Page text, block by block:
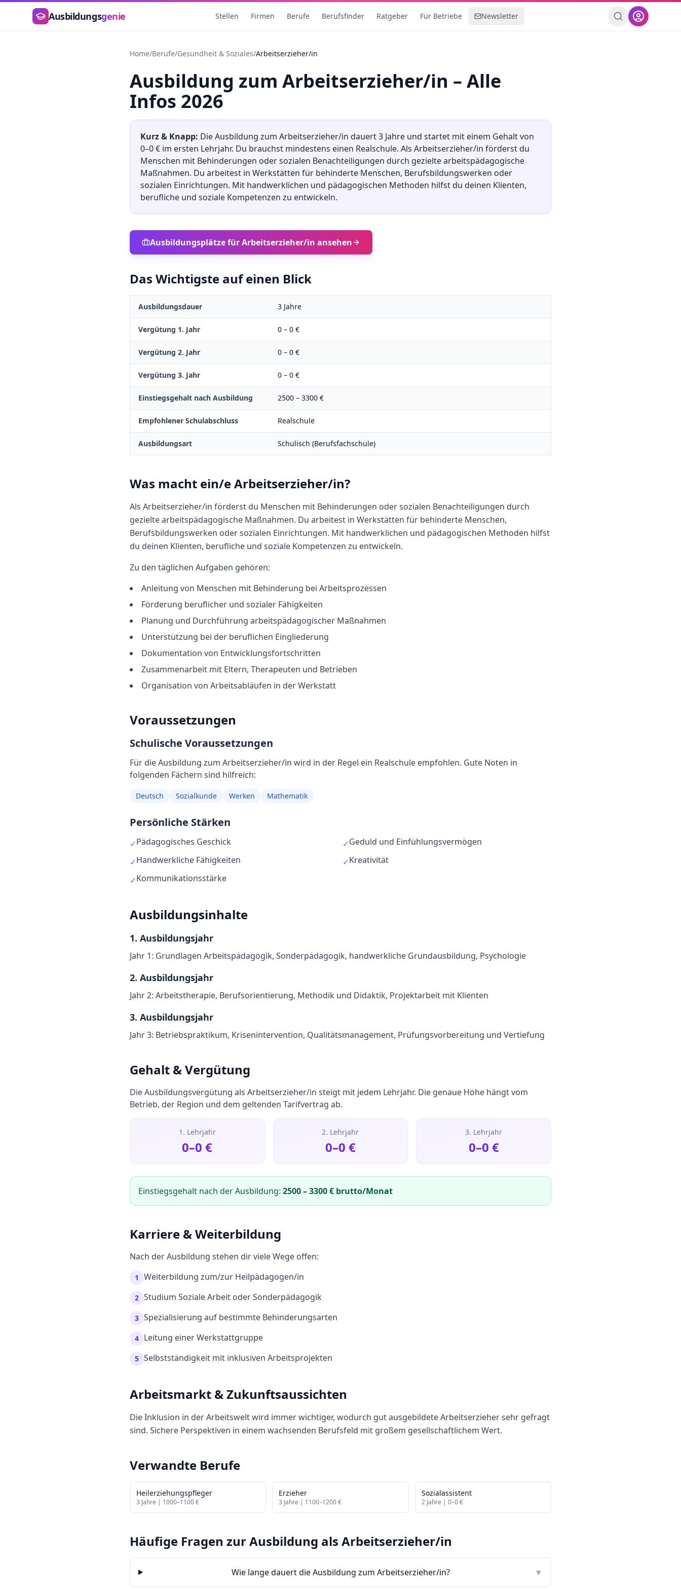
Zum Hauptinhalt springen
Ausbildungsgenie Stellen Firmen Berufe Berufsfinder Ratgeber Für Betriebe Newsletter
Home/Berufe/Gesundheit & Soziales/Arbeitserzieher/in
Ausbildung zum Arbeitserzieher/in – Alle
Infos 2026
Kurz & Knapp: Die Ausbildung zum Arbeitserzieher/in dauert3 Jahre und startet mit einem Gehalt von
0–0€ im ersten Lehrjahr. Du brauchst mindestens einen Realschule. Als Arbeitserzieher/in förderst du
Menschen mit Behinderungen oder sozialen Benachteiligungen durch gezielte arbeitspädagogische
Maßnahmen. Du arbeitest in Werkstätten für behinderte Menschen, Berufsbildungswerken oder
sozialen Einrichtungen. Mit handwerklichen und pädagogischen Methoden hilfst du deinen Klienten,
berufliche und soziale Kompetenzen zu entwickeln.
Ausbildungsplätze fürArbeitserzieher/in ansehen
Das Wichtigste auf einen Blick
Ausbildungsdauer 3 Jahre
Vergütung 1. Jahr 0 – 0 €
Vergütung 2. Jahr 0 – 0 €
Vergütung 3. Jahr 0 – 0 €
Einstiegsgehalt nach Ausbildung 2500 – 3300 €
Empfohlener Schulabschluss Realschule
Ausbildungsart Schulisch (Berufsfachschule)
Was macht ein/eArbeitserzieher/in?
Als Arbeitserzieher/in förderst du Menschen mit Behinderungen oder sozialen Benachteiligungen durch
gezielte arbeitspädagogische Maßnahmen. Du arbeitest in Werkstätten für behinderte Menschen,
Berufsbildungswerken oder sozialen Einrichtungen. Mit handwerklichen und pädagogischen Methoden hilfst
du deinen Klienten, berufliche und soziale Kompetenzen zu entwickeln.
Zu den täglichen Aufgaben gehören:
Anleitung von Menschen mit Behinderung bei Arbeitsprozessen
Förderung beruflicher und sozialer Fähigkeiten
Planung und Durchführung arbeitspädagogischer Maßnahmen
Unterstützung bei der beruflichen Eingliederung
Dokumentation von Entwicklungsfortschritten
Zusammenarbeit mit Eltern, Therapeuten und Betrieben
Organisation von Arbeitsabläufen in der Werkstatt
Voraussetzungen
Schulische Voraussetzungen
Für die Ausbildung zum Arbeitserzieher/in wird in der Regel ein Realschule empfohlen. Gute Noten in
folgenden Fächern sind hilfreich:
Deutsch Sozialkunde Werken Mathematik
Persönliche Stärken
✓Pädagogisches Geschick ✓Geduld und Einfühlungsvermögen
✓Handwerkliche Fähigkeiten ✓Kreativität
✓Kommunikationsstärke
Ausbildungsinhalte
1. Ausbildungsjahr
Jahr 1: Grundlagen Arbeitspädagogik, Sonderpädagogik, handwerkliche Grundausbildung, Psychologie
2. Ausbildungsjahr
Jahr 2: Arbeitstherapie, Berufsorientierung, Methodik und Didaktik, Projektarbeit mit Klienten
3. Ausbildungsjahr
Jahr 3: Betriebspraktikum, Krisenintervention, Qualitätsmanagement, Prüfungsvorbereitung und Vertiefung
Gehalt & Vergütung
Die Ausbildungsvergütung als Arbeitserzieher/in steigt mit jedem Lehrjahr. Die genaue Höhe hängt vom
Betrieb, der Region und dem geltenden Tarifvertrag ab.
1. Lehrjahr
0–0 €
2. Lehrjahr
0–0 €
3. Lehrjahr
0–0 €
Einstiegsgehalt nach der Ausbildung: 2500–3300€ brutto/Monat
Karriere & Weiterbildung
Nach der Ausbildung stehen dir viele Wege offen:
1 Weiterbildung zum/zur Heilpädagogen/in
2 Studium Soziale Arbeit oder Sonderpädagogik
3 Spezialisierung auf bestimmte Behinderungsarten
4 Leitung einer Werkstattgruppe
5 Selbstständigkeit mit inklusiven Arbeitsprojekten
Arbeitsmarkt & Zukunftsaussichten
Die Inklusion in der Arbeitswelt wird immer wichtiger, wodurch gut ausgebildete Arbeitserzieher sehr gefragt
sind. Sichere Perspektiven in einem wachsenden Berufsfeld mit großem gesellschaftlichem Wert.
Verwandte Berufe
Heilerziehungspfleger
3 Jahre | 1000–1100€
Erzieher
3 Jahre | 1100–1200€
Sozialassistent
2Jahre | 0–0€
Häufige Fragen zur Ausbildung als Arbeitserzieher/in
Wie lange dauert die Ausbildung zum Arbeitserzieher/in? ▼